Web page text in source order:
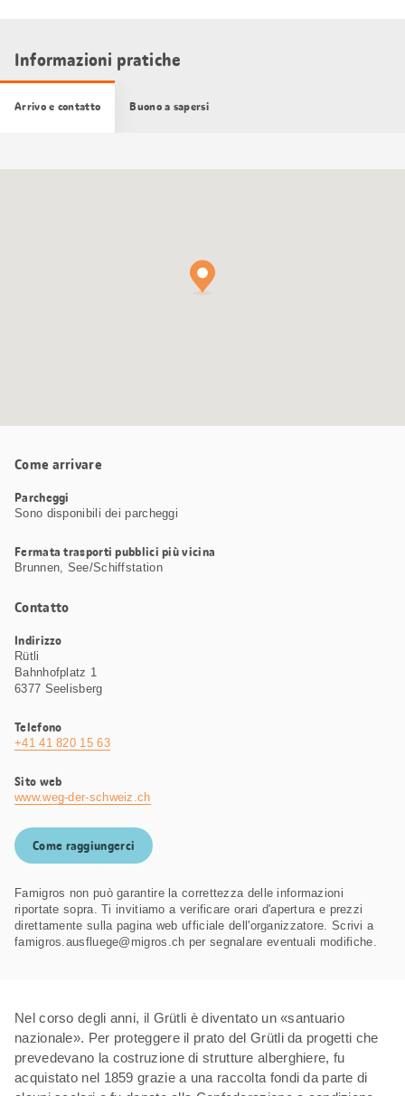
Informazioni pratiche
Arrivo e contatto Buono a sapersi
Come arrivare
Parcheggi
Sono disponibili dei parcheggi
Fermata trasporti pubblici più vicina
Brunnen, See/Schiffstation
Contatto
Indirizzo
Rütli
Bahnhofplatz 1
6377 Seelisberg
Telefono
+41 41 820 15 63
Sito web
www.weg-der-schweiz.ch
Come raggiungerci
Famigros non può garantire la correttezza delle informazioni
riportate sopra. Ti invitiamo a verificare orari d'apertura e prezzi
direttamente sulla pagina web ufficiale dell'organizzatore. Scrivi a
famigros.ausfluege@migros.ch per segnalare eventuali modifiche.
Nel corso degli anni, il Grütli è diventato un «santuario
nazionale». Per proteggere il prato del Grütli da progetti che
prevedevano la costruzione di strutture alberghiere, fu
acquistato nel 1859 grazie a una raccolta fondi da parte di